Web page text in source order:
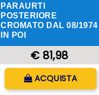
PARAURTI
POSTERIORE
CROMATO DAL 08/1974
IN POI
€ 81,98
Quantità
ACQUISTA